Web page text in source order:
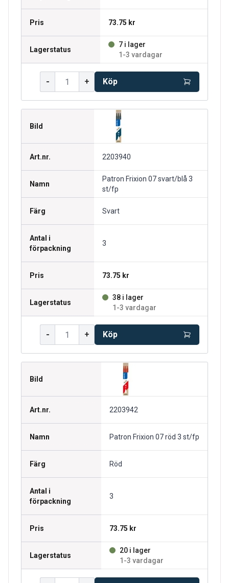
Pris 73.75 kr
Lagerstatus
7 i lager
1-3 vardagar
- + Köp
Bild
Art.nr. 2203940
Namn
Patron Frixion 07 svart/blå 3
st/fp
Färg Svart
Antal i
förpackning
3
Pris 73.75 kr
Lagerstatus
38 i lager
1-3 vardagar
- + Köp
Bild
Art.nr. 2203942
Namn Patron Frixion 07 röd 3 st/fp
Färg Röd
Antal i
förpackning
3
Pris 73.75 kr
Lagerstatus
20 i lager
1-3 vardagar